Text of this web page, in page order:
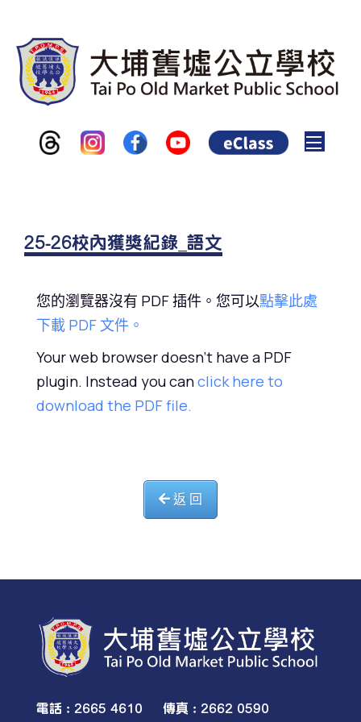
25-26校內獲獎紀錄_語文
您的瀏覽器沒有 PDF 插件。您可以點擊此處
下載 PDF 文件。
Your web browser doesn't have a PDF
plugin. Instead you canclick here to
download the PDF file.
返 回
電話 : 2665 4610 傳真 : 2662 0590